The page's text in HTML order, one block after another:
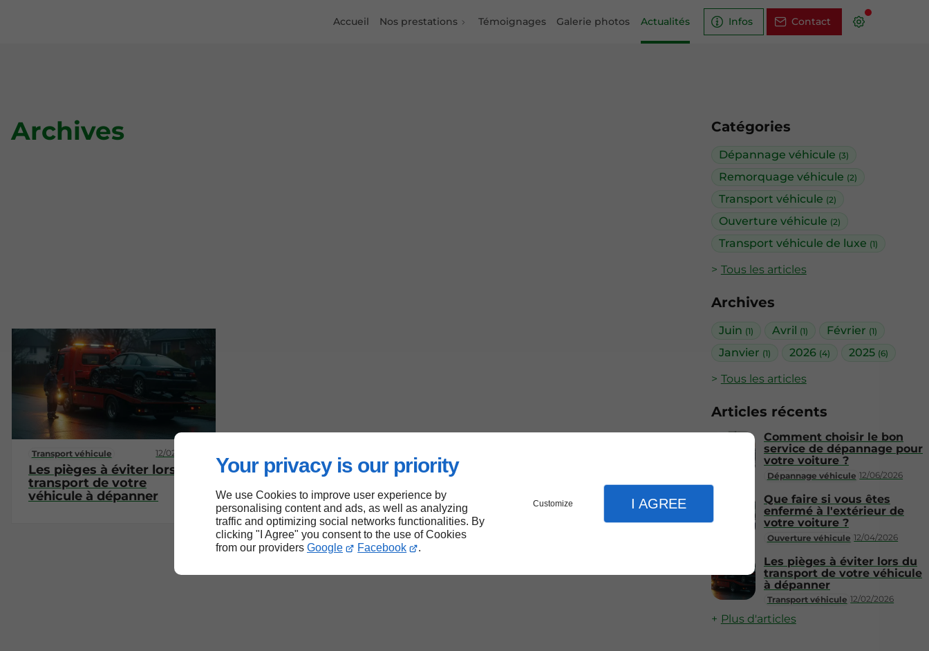
Your privacy is our priority
We use Cookies to improve user experience by
personalising content and ads, as well as analyzing
traffic and optimizing social networks functionalities. By
clicking "I Agree" you consent to the use of Cookies
from our providers Google Facebook .
Customize I AGREE
Accueil Nos prestations Témoignages Galerie photos Actualités Infos Contact
Catégories
Dépannage véhicule (3)
Remorquage véhicule (2)
Transport véhicule (2)
Ouverture véhicule (2)
Transport véhicule de luxe (1)
Tous les articles
Archives
Juin (1) Avril (1) Février (1)
Janvier (1) 2026 (4) 2025 (6)
Tous les articles
Articles récents
Dépannage véhicule 12/06/2026
Comment choisir le bon
service de dépannage pour
votre voiture ?
Ouverture véhicule 12/04/2026
Que faire si vous êtes
enfermé à l'extérieur de
votre voiture ?
Transport véhicule 12/02/2026
Les pièges à éviter lors du
transport de votre véhicule
à dépanner
Plus d'articles
Archives
Transport véhicule 12/02/2026
Les pièges à éviter lors du
transport de votre
véhicule à dépanner